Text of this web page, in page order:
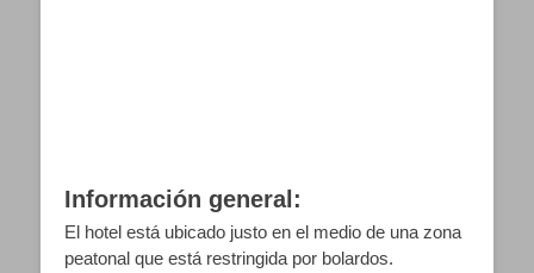
Información general:
El hotel está ubicado justo en el medio de una zona
peatonal que está restringida por bolardos.